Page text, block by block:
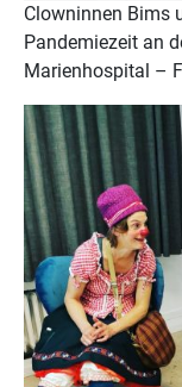
Clowninnen Bims
Pandemiezeit an
Marienhospital –